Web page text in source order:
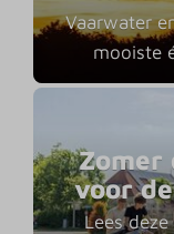
Vaarwater
mooiste
Zomer
voor
Lees